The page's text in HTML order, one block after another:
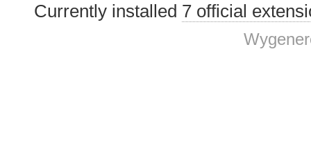
Currently installed 7 official